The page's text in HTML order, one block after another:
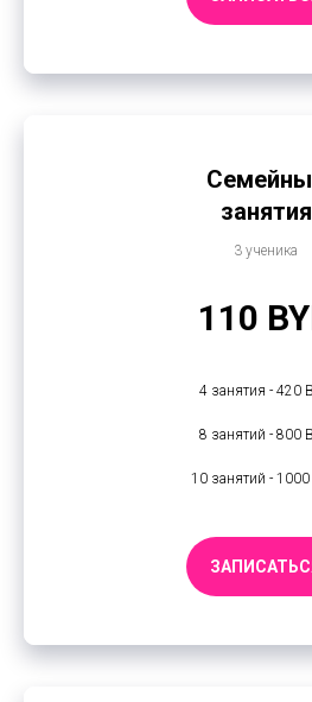
занятия
3 ученика
110
4 занятия - 420
8 занятий - 800
10 занятий - 1000